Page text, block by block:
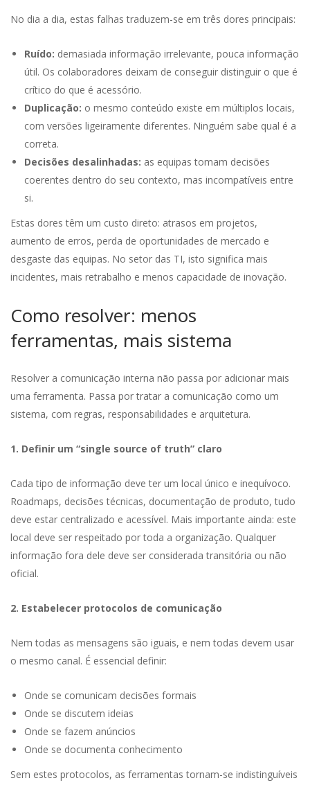
No dia a dia, estas falhas traduzem-se em três dores principais:
Ruído: demasiada informação irrelevante, pouca informação
útil. Os colaboradores deixam de conseguir distinguir o que é
crítico do que é acessório.
Duplicação: o mesmo conteúdo existe em múltiplos locais,
com versões ligeiramente diferentes. Ninguém sabe qual é a
correta.
Decisões desalinhadas: as equipas tomam decisões
coerentes dentro do seu contexto, mas incompatíveis entre
si.
Estas dores têm um custo direto: atrasos em projetos,
aumento de erros, perda de oportunidades de mercado e
desgaste das equipas. No setor das TI, isto significa mais
incidentes, mais retrabalho e menos capacidade de inovação.
Como resolver: menos
ferramentas, mais sistema
Resolver a comunicação interna não passa por adicionar mais
uma ferramenta. Passa por tratar a comunicação como um
sistema, com regras, responsabilidades e arquitetura.
1. Definir um “single source of truth” claro
Cada tipo de informação deve ter um local único e inequívoco.
Roadmaps, decisões técnicas, documentação de produto, tudo
deve estar centralizado e acessível. Mais importante ainda: este
local deve ser respeitado por toda a organização. Qualquer
informação fora dele deve ser considerada transitória ou não
oficial.
2. Estabelecer protocolos de comunicação
Nem todas as mensagens são iguais, e nem todas devem usar
o mesmo canal. É essencial definir:
Onde se comunicam decisões formais
Onde se discutem ideias
Onde se fazem anúncios
Onde se documenta conhecimento
Sem estes protocolos, as ferramentas tornam-se indistinguíveis